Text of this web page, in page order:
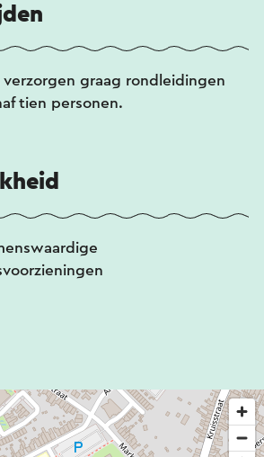
graag rondleidingen
tien personen.